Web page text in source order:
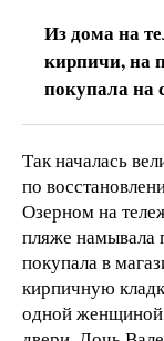
Из дома на
кирпичи, на
покупала на
Так началась
по
Озерном на
пляже намывала
покупала в
кирпичную
одной женщиной